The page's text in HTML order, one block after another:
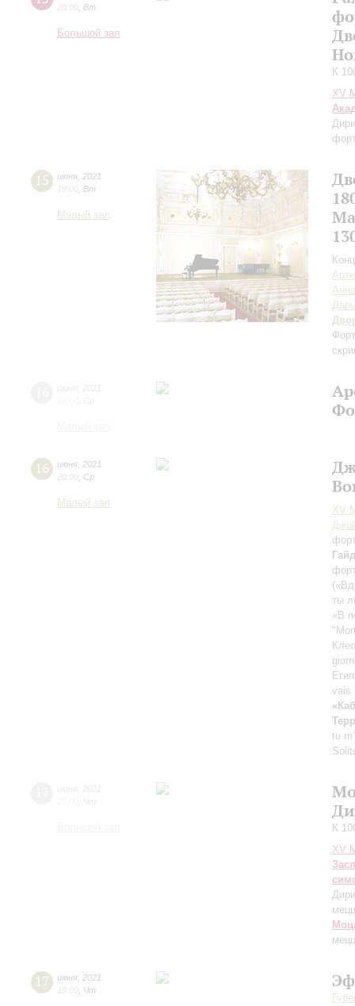
20:00 Вт
Большой зал
К
XV
15 июня 2021
19:00 Вт
Малый зал
16 июня 2021
20:00 Ср
Малый зал
XV
ты
«В
vais
tu
К
XV
17 июня 2021
19:00 Чт